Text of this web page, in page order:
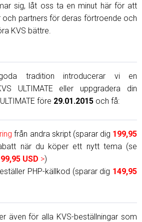
sig, låt oss ta en minut här för att
och partners för deras förtroende och
KVS bättre.
tradition introducerar vi en
ULTIMATE eller uppgradera din
före 29.01.2015 och få:
från andra skript (sparar dig 199,95
när du köper ett nytt tema (se
99,95 USD >)
PHP-källkod (sparar dig 149,95
även för alla KVS-beställningar som